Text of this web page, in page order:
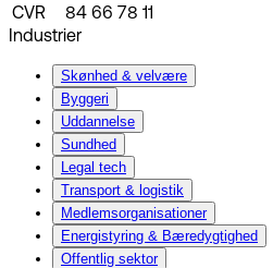
CVR
84 66 78 11
Industrier
Skønhed & velvære
Byggeri
Uddannelse
Sundhed
Legal tech
Transport & logistik
Medlemsorganisationer
Energistyring & Bæredygtighed
Offentlig sektor